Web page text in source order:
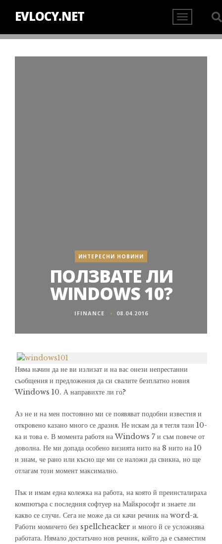
EVLOCY.NET
ИНТЕРЕСНИ НОВИНИ
ПОЛЗВАТЕ ЛИ
WINDOWS 10?
IFINANCE 08.04.2016
Няма начин да не ви излизат и на вас онези непрестанни
съобщения и предложения да си свалите безплатно новия
Windows 10. А направихте ли го?
Аз не и на мен постоянно ми се появяват подобни известия и
откровено казано много се дразня. Не искам да я тегля тази 10-
ка и това е. В момента работя на Windows 7 и съм повече от
доволна. Не ми допада особено визията нито на 8 нито на 10
и знам, че рано или късно ще ми се наложи да свикна, но ще
отлагам този момент максимално.
Пък и имам една колежка на работа, на която й преинсталираха
компютъра с последния софтуер на Майкрософт и знаете ли
какво се случи. Сега не може да си качи речник на word-a.
Работи момичето без spellcheacker и много й се усложнява
работата. Нямало достатъчно нов речник, който да е съвместим